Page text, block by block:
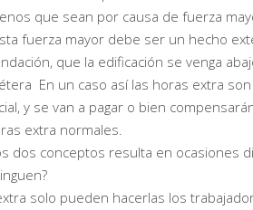
que sean por causa de fuerza
fuerza mayor debe ser un hecho
que la edificación se venga
En un caso así las horas extra
y se van a pagar o bien
extra normales.
dos conceptos resulta en ocasiones
solo pueden hacerlas los